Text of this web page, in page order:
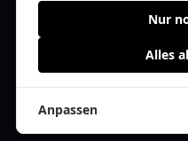
© 2026 arztlist.de | Alle Rechte
Cookie Einwilligung anpassen
Nur
Alles
Anpassen